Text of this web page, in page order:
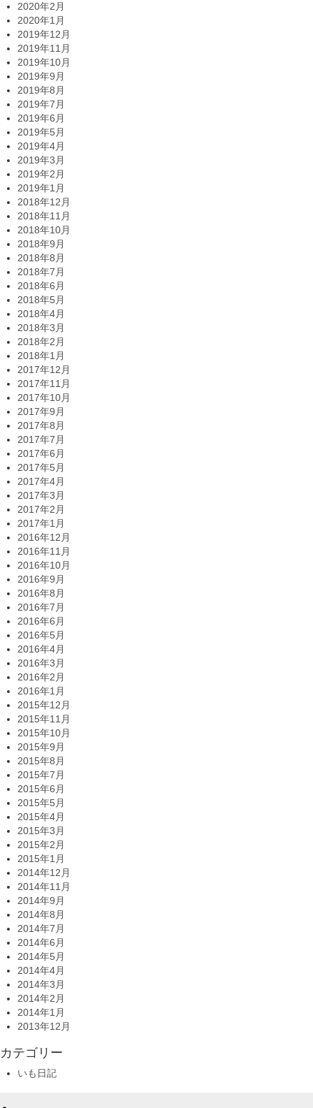
2020年2月
2020年1月
2019年12月
2019年11月
2019年10月
2019年9月
2019年8月
2019年7月
2019年6月
2019年5月
2019年4月
2019年3月
2019年2月
2019年1月
2018年12月
2018年11月
2018年10月
2018年9月
2018年8月
2018年7月
2018年6月
2018年5月
2018年4月
2018年3月
2018年2月
2018年1月
2017年12月
2017年11月
2017年10月
2017年9月
2017年8月
2017年7月
2017年6月
2017年5月
2017年4月
2017年3月
2017年2月
2017年1月
2016年12月
2016年11月
2016年10月
2016年9月
2016年8月
2016年7月
2016年6月
2016年5月
2016年4月
2016年3月
2016年2月
2016年1月
2015年12月
2015年11月
2015年10月
2015年9月
2015年8月
2015年7月
2015年6月
2015年5月
2015年4月
2015年3月
2015年2月
2015年1月
2014年12月
2014年11月
2014年9月
2014年8月
2014年7月
2014年6月
2014年5月
2014年4月
2014年3月
2014年2月
2014年1月
2013年12月
カテゴリー
いも日記